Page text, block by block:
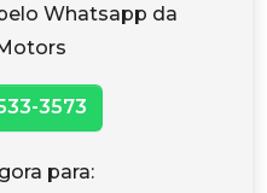
Whatsapp da
3573
para: